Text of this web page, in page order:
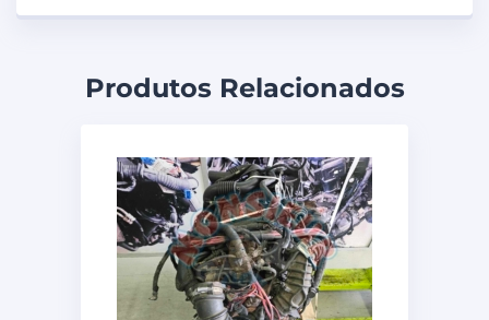
Produtos Relacionados